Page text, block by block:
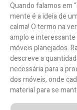
Quando falamos em
mente é a ideia de
calma! O termo na
amplo e
móveis planejados.
descreve a
necessária para a
dos móveis, onde
material para se